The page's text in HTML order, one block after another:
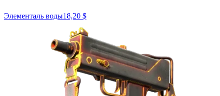
Элементаль воды18,20 $